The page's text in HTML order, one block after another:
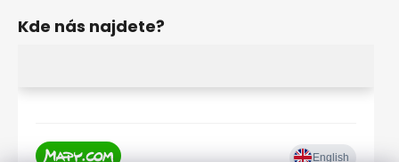
Kde nás najdete?